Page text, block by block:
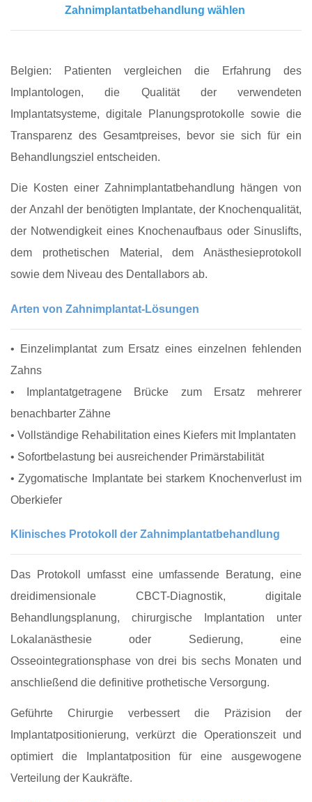
Zahnimplantatbehandlung wählen
Belgien: Patienten vergleichen die Erfahrung des
Implantologen, die Qualität der verwendeten
Implantatsysteme, digitale Planungsprotokolle sowie die
Transparenz des Gesamtpreises, bevor sie sich für ein
Behandlungsziel entscheiden.
Die Kosten einer Zahnimplantatbehandlung hängen von
der Anzahl der benötigten Implantate, der Knochenqualität,
der Notwendigkeit eines Knochenaufbaus oder Sinuslifts,
dem prothetischen Material, dem Anästhesieprotokoll
sowie dem Niveau des Dentallabors ab.
Arten von Zahnimplantat-Lösungen
• Einzelimplantat zum Ersatz eines einzelnen fehlenden
Zahns
• Implantatgetragene Brücke zum Ersatz mehrerer
benachbarter Zähne
• Vollständige Rehabilitation eines Kiefers mit Implantaten
• Sofortbelastung bei ausreichender Primärstabilität
• Zygomatische Implantate bei starkem Knochenverlust im
Oberkiefer
Klinisches Protokoll der Zahnimplantatbehandlung
Das Protokoll umfasst eine umfassende Beratung, eine
dreidimensionale CBCT-Diagnostik, digitale
Behandlungsplanung, chirurgische Implantation unter
Lokalanästhesie oder Sedierung, eine
Osseointegrationsphase von drei bis sechs Monaten und
anschließend die definitive prothetische Versorgung.
Geführte Chirurgie verbessert die Präzision der
Implantatpositionierung, verkürzt die Operationszeit und
optimiert die Implantatposition für eine ausgewogene
Verteilung der Kaukräfte.